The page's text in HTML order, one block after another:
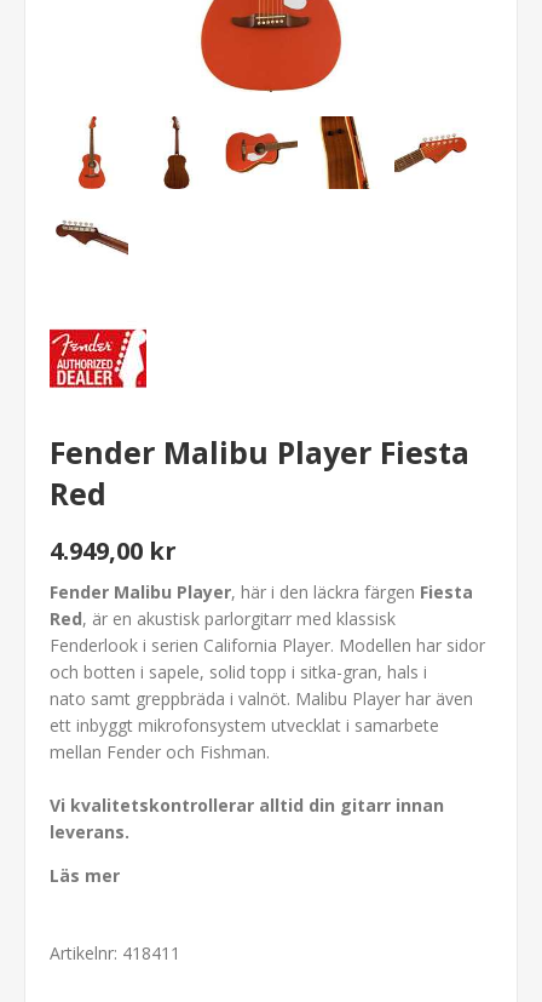
Fender Malibu Player Fiesta
Red
4.949,00 kr
Fender Malibu Player, här i den läckra färgen Fiesta
Red, är en akustisk parlorgitarr med klassisk
Fenderlook i serien California Player. Modellen har sidor
och botten i sapele, solid topp i sitka-gran, hals i
nato samt greppbräda i valnöt. Malibu Player har även
ett inbyggt mikrofonsystem utvecklat i samarbete
mellan Fender och Fishman.
Vi kvalitetskontrollerar alltid din gitarr innan
leverans.
Läs mer
Artikelnr: 418411